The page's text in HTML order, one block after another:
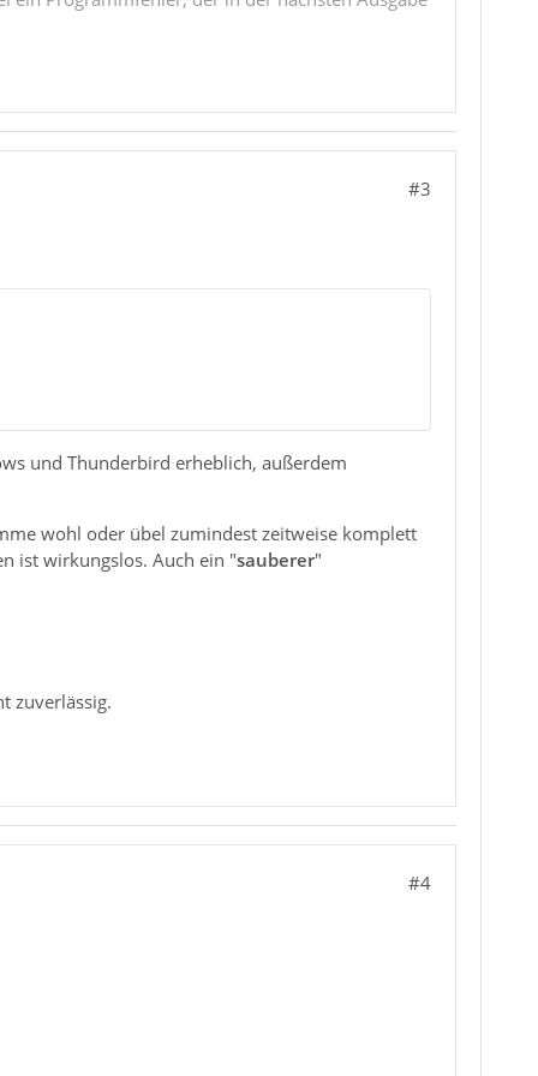
#3
und Thunderbird erheblich, außerdem
wohl oder übel zumindest zeitweise komplett
ist wirkungslos. Auch ein "sauberer"
zuverlässig.
#4